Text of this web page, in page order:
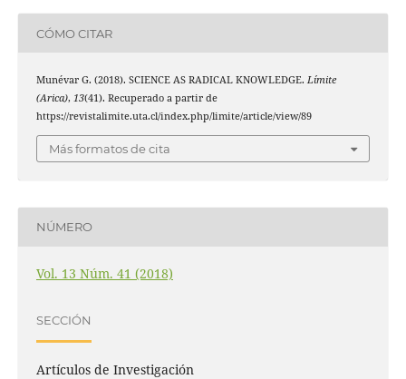
CÓMO CITAR
Munévar G. (2018). SCIENCE AS RADICAL KNOWLEDGE. Límite
(Arica), 13(41). Recuperado a partir de
https://revistalimite.uta.cl/index.php/limite/article/view/89
Más formatos de cita
NÚMERO
Vol. 13 Núm. 41 (2018)
SECCIÓN
Artículos de Investigación